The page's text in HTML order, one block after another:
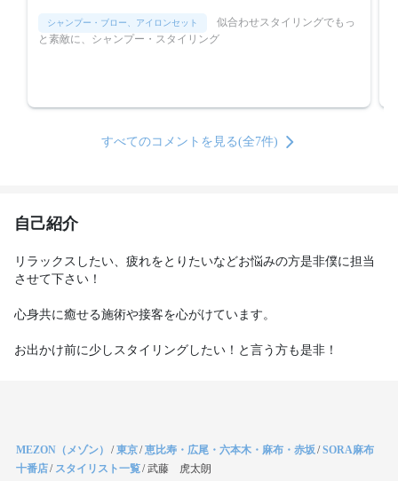
シャンプー・ブロー、アイロンセット
と素敵に、シャンプー・スタイリング
すべてのコメントを見る(全7件)
自己紹介
リラックスしたい、疲れをとりたいなどお悩みの方是非僕に担当
させて下さい！
心身共に癒せる施術や接客を心がけています。
お出かけ前に少しスタイリングしたい！と言う方も是非！
MEZON（メゾン） /東京/恵比寿・広尾・六本木・麻布・赤坂/SORA麻布
十番店/ スタイリスト一覧/武藤 虎太朗